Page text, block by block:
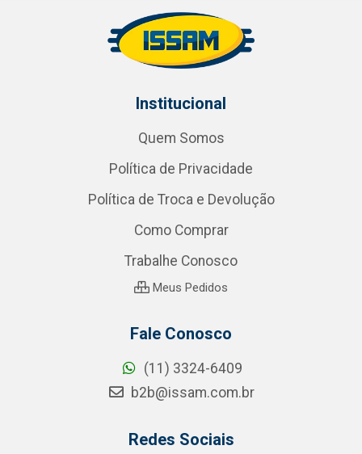
Institucional
Quem Somos
Política de Privacidade
Política de Troca e Devolução
Como Comprar
Trabalhe Conosco
Meus Pedidos
Fale Conosco
(11) 3324-6409
b2b@issam.com.br
Redes Sociais